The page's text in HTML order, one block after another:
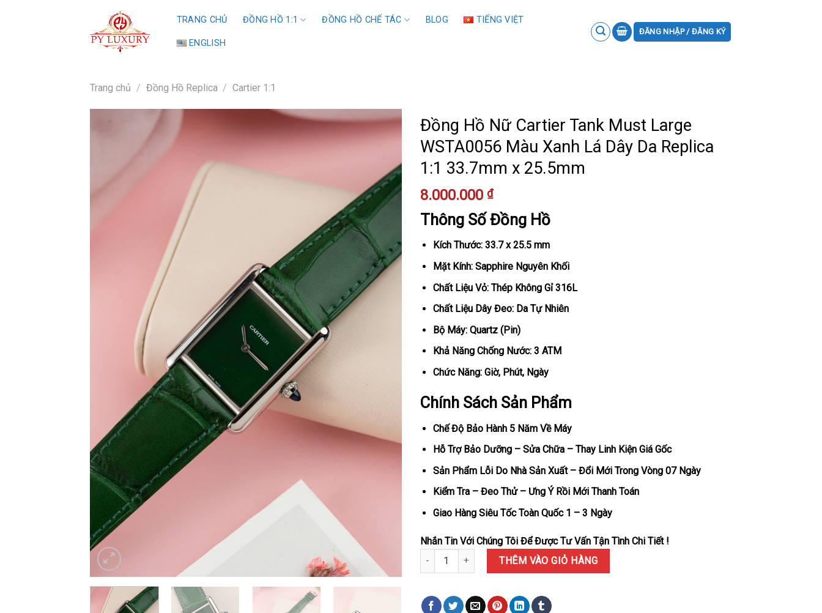
TRANG CHỦ ĐỒNG HỒ 1:1 ĐỒNG HỒ CHẾ TÁC BLOG TIẾNG VIỆT
ENGLISH
ĐĂNG NHẬP / ĐĂNG KÝ
Trang chủ / Đồng Hồ Replica / Cartier 1:1
Đồng Hồ Nữ Cartier Tank Must Large
WSTA0056 Màu Xanh Lá Dây Da Replica
1:1 33.7mm x 25.5mm
8.000.000 ₫
Thông Số Đồng Hồ
Kích Thước: 33.7 x 25.5 mm
Mặt Kính: Sapphire Nguyên Khối
Chất Liệu Vỏ: Thép Không Gỉ 316L
Chất Liệu Dây Đeo: Da Tự Nhiên
Bộ Máy: Quartz (Pin)
Khả Năng Chống Nước: 3 ATM
Chức Năng: Giờ, Phút, Ngày
Chính Sách Sản Phẩm
Chế Độ Bảo Hành 5 Năm Về Máy
Hỗ Trợ Bảo Dưỡng – Sửa Chữa – Thay Linh Kiện Giá Gốc
Sản Phẩm Lỗi Do Nhà Sản Xuất – Đổi Mới Trong Vòng 07 Ngày
Kiểm Tra – Đeo Thử – Ưng Ý Rồi Mới Thanh Toán
Giao Hàng Siêu Tốc Toàn Quốc 1 – 3 Ngày
Nhắn Tin Với Chúng Tôi Để Được Tư Vấn Tận Tình Chi Tiết !
Đồng Hồ Nữ Cartier Tank Must Large WSTA0056 Màu Xanh Lá Dây Da Replica 1:1 33.7mm x 25.5mm
THÊM VÀO GIỎ HÀNG